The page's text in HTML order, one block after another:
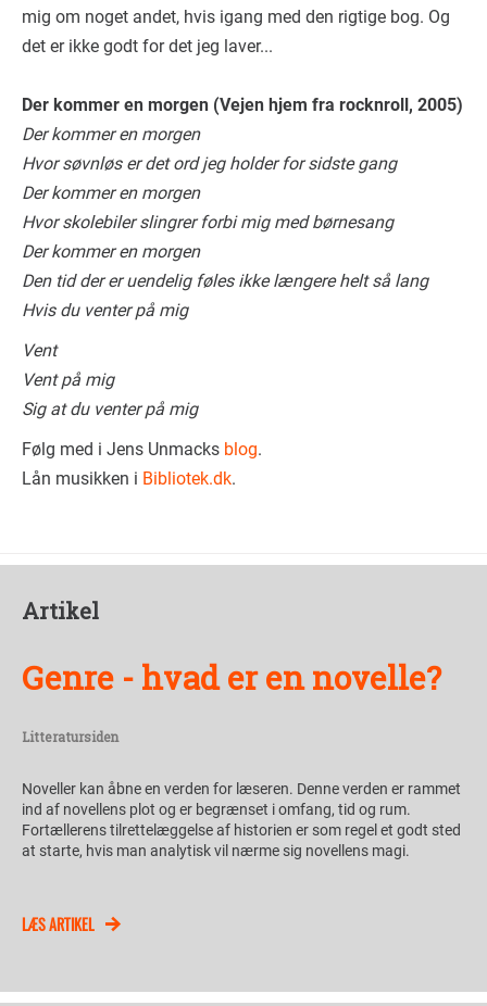
mig om noget andet, hvis igang med den rigtige bog. Og
det er ikke godt for det jeg laver...
Der kommer en morgen (Vejen hjem fra rocknroll, 2005)
Der kommer en morgen
Hvor søvnløs er det ord jeg holder for sidste gang
Der kommer en morgen
Hvor skolebiler slingrer forbi mig med børnesang
Der kommer en morgen
Den tid der er uendelig føles ikke længere helt så lang
Hvis du venter på mig
Vent
Vent på mig
Sig at du venter på mig
Følg med i Jens Unmacks blog.
Lån musikken i Bibliotek.dk.
Artikel
Genre - hvad er en novelle?
Litteratursiden
Noveller kan åbne en verden for læseren. Denne verden er rammet
ind af novellens plot og er begrænset i omfang, tid og rum.
Fortællerens tilrettelæggelse af historien er som regel et godt sted
at starte, hvis man analytisk vil nærme sig novellens magi.
LÆS ARTIKEL